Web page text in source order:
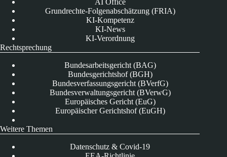
AI Office
Grundrechte-Folgenabschätzung (FRIA)
KI-Kompetenz
KI-News
KI-Verordnung
Rechtsprechung
Bundesarbeitsgericht (BAG)
Bundesgerichtshof (BGH)
Bundesverfassungsgericht (BVerfG)
Bundesverwaltungsgericht (BVerwG)
Europäisches Gericht (EuG)
Europäischer Gerichtshof (EuGH)
Weitere Themen
Datenschutz & Covid-19